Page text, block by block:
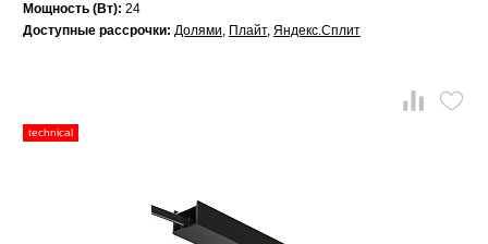
Мощность (Вт): 24
Доступные рассрочки: Долями, Плайт, Яндекс.Сплит
technical